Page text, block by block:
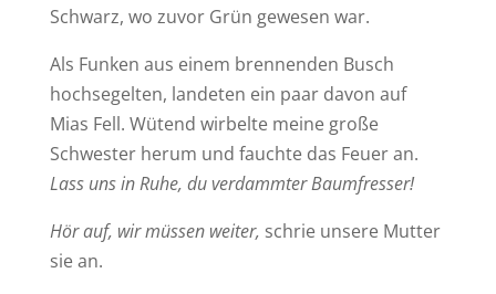
Schwarz, wo zuvor Grün gewesen war.
Als Funken aus einem brennenden Busch
hochsegelten, landeten ein paar davon auf
Mias Fell. Wütend wirbelte meine große
Schwester herum und fauchte das Feuer an.
Lass uns in Ruhe, du verdammter Baumfresser!
Hör auf, wir müssen weiter, schrie unsere Mutter
sie an.